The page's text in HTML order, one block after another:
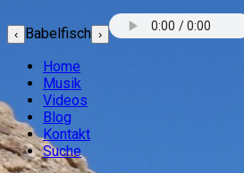
‹ Babelfisch ›
Home
Musik
Videos
Blog
Kontakt
Suche